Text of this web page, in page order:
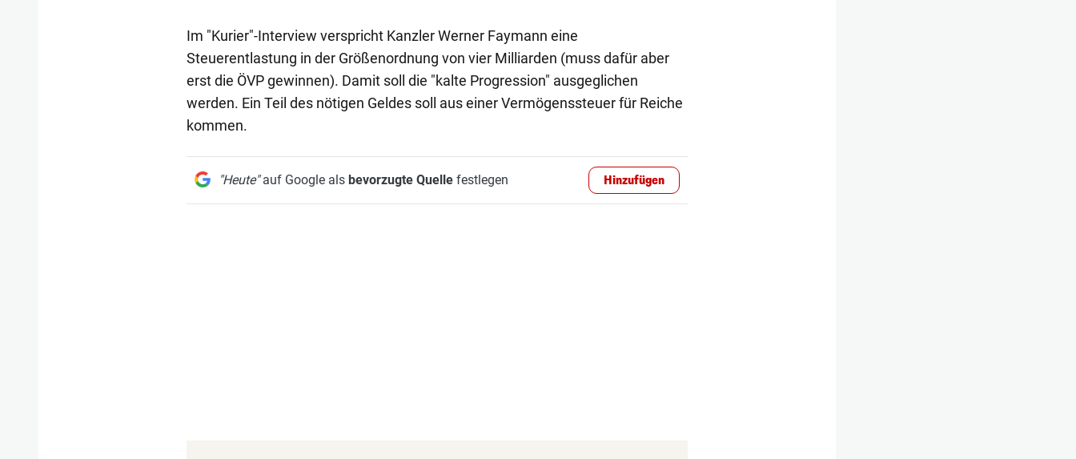
Im "Kurier"-Interview verspricht Kanzler Werner Faymann eine
Steuerentlastung in der Größenordnung von vier Milliarden (muss dafür aber
erst die ÖVP gewinnen). Damit soll die "kalte Progression" ausgeglichen
werden. Ein Teil des nötigen Geldes soll aus einer Vermögenssteuer für Reiche
kommen.
"Heute"auf Google als bevorzugte Quellefestlegen Hinzufügen